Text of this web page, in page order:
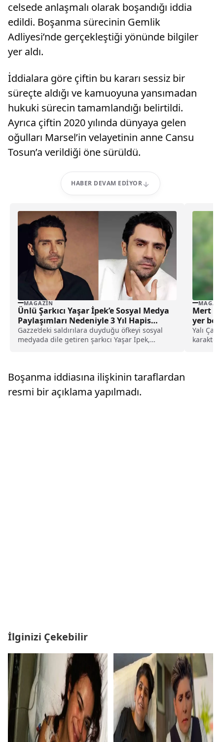
celsede anlaşmalı olarak boşandığı iddia
edildi. Boşanma sürecinin Gemlik
Adliyesi’nde gerçekleştiği yönünde bilgiler
yer aldı.
İddialara göre çiftin bu kararı sessiz bir
süreçte aldığı ve kamuoyuna yansımadan
hukuki sürecin tamamlandığı belirtildi.
Ayrıca çiftin 2020 yılında dünyaya gelen
oğulları Marsel’in velayetinin anne Cansu
Tosun’a verildiği öne sürüldü.
HABER DEVAM EDIYOR
MAGAZIN
Ünlü Şarkıcı Yaşar İpek’e Sosyal Medya
Paylaşımları Nedeniyle 3 Yıl Hapis
Cezası!
Gazze’deki saldırılara duyduğu öfkeyi sosyal
medyada dile getiren şarkıcı Yaşar İpek,
yapmayı sürdüreceğini kararlılıkla vurguladı.
Mert
yer
Yalı
Boşanma iddiasına ilişkinin taraflardan
resmi bir açıklama yapılmadı.
İlginizi Çekebilir